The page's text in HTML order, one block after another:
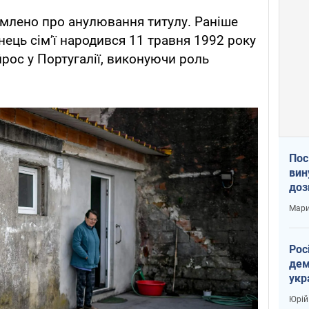
про анулювання титулу. Раніше
сімʼї народився 11 травня 1992 року
у Португалії, виконуючи роль